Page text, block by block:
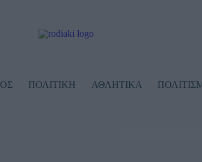
ΠΟΛΙΤΙΚΗ ΑΘΛΗΤΙKA